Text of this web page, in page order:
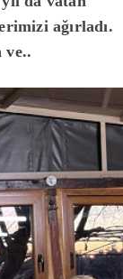
ağırladı.
ve..